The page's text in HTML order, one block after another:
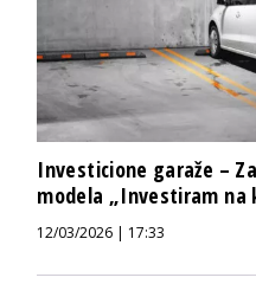
Investicione garaže –
modela „Investiram na
12/03/2026 | 17:33